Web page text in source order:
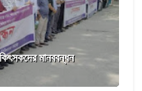
মানববন্ধন